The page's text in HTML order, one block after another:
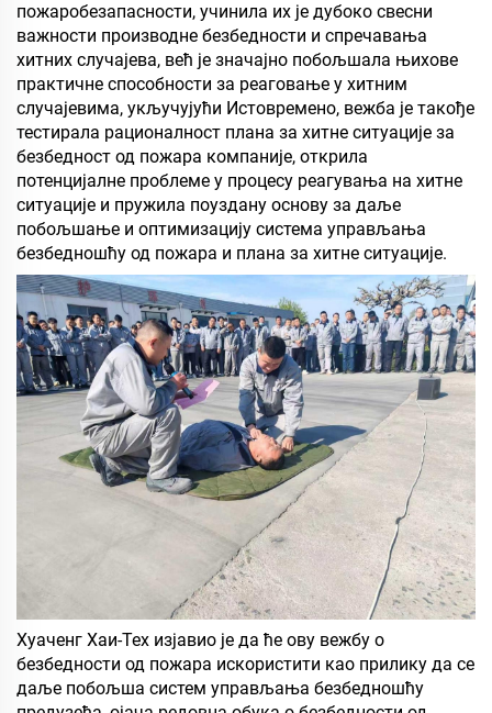
пожаробезапасности, учинила их је дубоко свесни
важности производне безбедности и спречавања
хитних случајева, већ је значајно побољшала њихове
практичне способности за реаговање у хитним
случајевима, укључујући Истовремено, вежба је такође
тестирала рационалност плана за хитне ситуације за
безбедност од пожара компаније, открила
потенцијалне проблеме у процесу реагувања на хитне
ситуације и пружила поуздану основу за даље
побољшање и оптимизацију система управљања
безбедношћу од пожара и плана за хитне ситуације.
Хуаченг Хаи-Тех изјавио је да ће ову вежбу о
безбедности од пожара искористити као прилику да се
даље побољша систем управљања безбедношћу